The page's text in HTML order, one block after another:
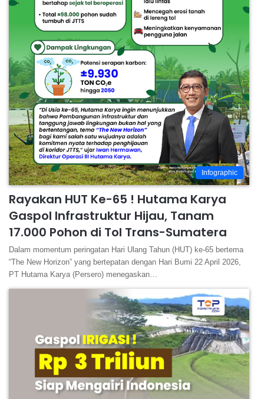
Infographic
Rayakan HUT Ke-65 ! Hutama Karya
Gaspol Infrastruktur Hijau, Tanam
17.000 Pohon di Tol Trans-Sumatera
Dalam momentum peringatan Hari Ulang Tahun (HUT) ke-65 bertema
“The New Horizon” yang bertepatan dengan Hari Bumi 22 April 2026,
PT Hutama Karya (Persero) menegaskan…